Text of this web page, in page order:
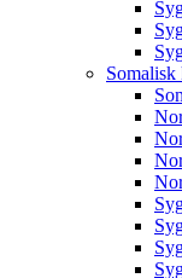
Somalisk